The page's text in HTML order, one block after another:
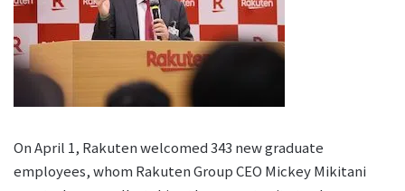
On April 1, Rakuten welcomed 343 new graduate
employees, whom Rakuten Group CEO Mickey Mikitani